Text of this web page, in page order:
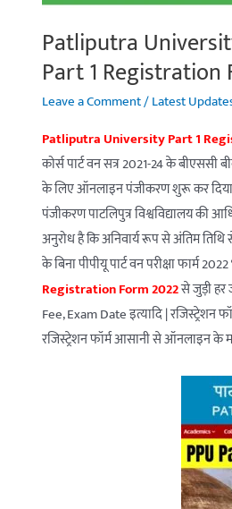
Patliputra
Part 1
Leave a Comment/Latest
Patliputra University Part 1
कोर्स पार्ट वन सत्र 2021-24 के बीएससी
के लिए ऑनलाइन पंजीकरण शुरू कर दिया है
पंजीकरण पाटलिपुत्र विश्वविद्यालय की
अनुरोध है कि अनिवार्य रूप से अंतिम
के बिना पीपीयू पार्ट वन परीक्षा फार्म
Registration Form 2022से जुड़ी हर
Fee, Exam Date इत्यादि |
रजिस्ट्रेशन फॉर्म आसानी से ऑनलाइन
Start
2022